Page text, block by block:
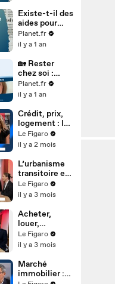
? 💰🏖️
Existe-t-il des
aides pour
permettre aux
aidés de partir
🏖️💙
Planet.fr
il y a 1 an
🏡 Rester
chez soi :
comment
adapter mon
Planet.fr
il y a 1 an
Crédit, prix,
logement : la
nouvelle
donne
Le Figaro
il y a 2 mois
L’urbanisme
transitoire et
les tiers-lieux
: quand la ville
entre deux
vies
Le Figaro
il y a 3 mois
Acheter,
louer,
emprunter :
les freins et
opportunités
Le Figaro
il y a 3 mois
Marché
immobilier :